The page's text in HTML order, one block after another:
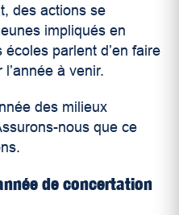
des actions se
impliqués en
parlent d’en faire
à venir.
des milieux
nous que ce
de concertation